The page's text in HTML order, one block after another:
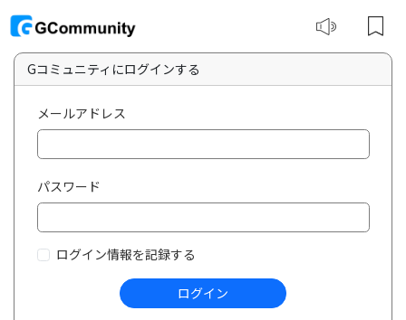
Gコミュニティにログインする
メールアドレス
パスワード
ログイン情報を記録する
ログイン